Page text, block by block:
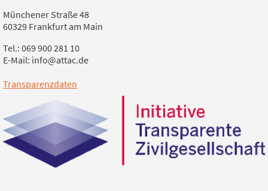
Münchener Straße 48
60329 Frankfurt am Main
Tel.: 069 900 281 10
E-Mail: info@attac.de
Transparenzdaten